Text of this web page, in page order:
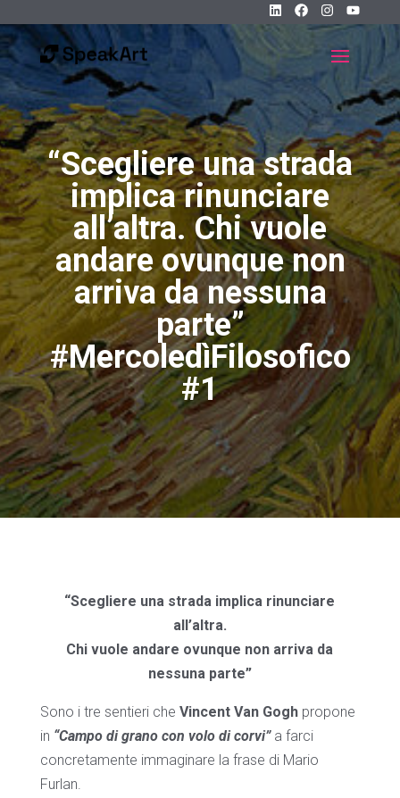
“Scegliere una strada
implica rinunciare
all’altra. Chi vuole
andare ovunque non
arriva da nessuna
parte”
#MercoledìFilosofico
#1
“Scegliere una strada implica rinunciare
all’altra.
Chi vuole andare ovunque non arriva da
nessuna parte”
Sono i tre sentieri che Vincent Van Goghpropone
in “Campo di grano con volo di corvi”a farci
concretamente immaginare la frase di Mario
Furlan.